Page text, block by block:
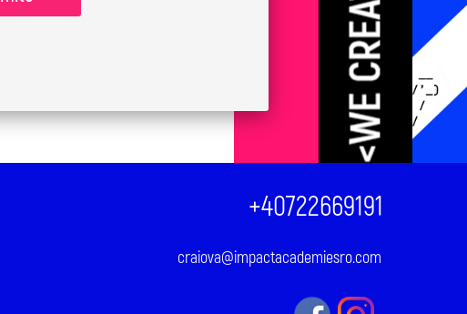
+40722669191
craiova@impactacademiesro.com